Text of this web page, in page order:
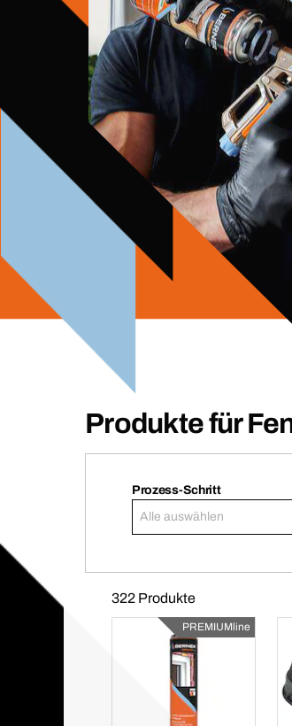
Produkte für
Prozess-Schritt
Alle auswählen
322 Produkte
PREMIUMline